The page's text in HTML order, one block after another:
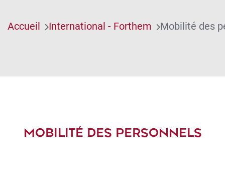
Accueil International - Forthem Mobilité des
MOBILITÉ DES PERSONNELS